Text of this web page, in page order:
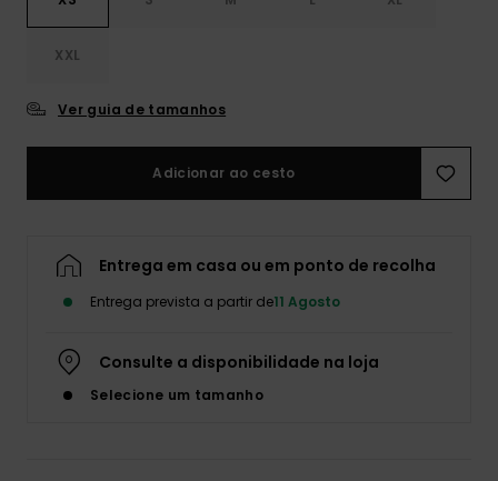
XXL
Ver guia de tamanhos
Adicionar ao cesto
Entrega em casa ou em ponto de recolha
Entrega prevista a partir de11 Agosto
Consulte a disponibilidade na loja
Selecione um tamanho